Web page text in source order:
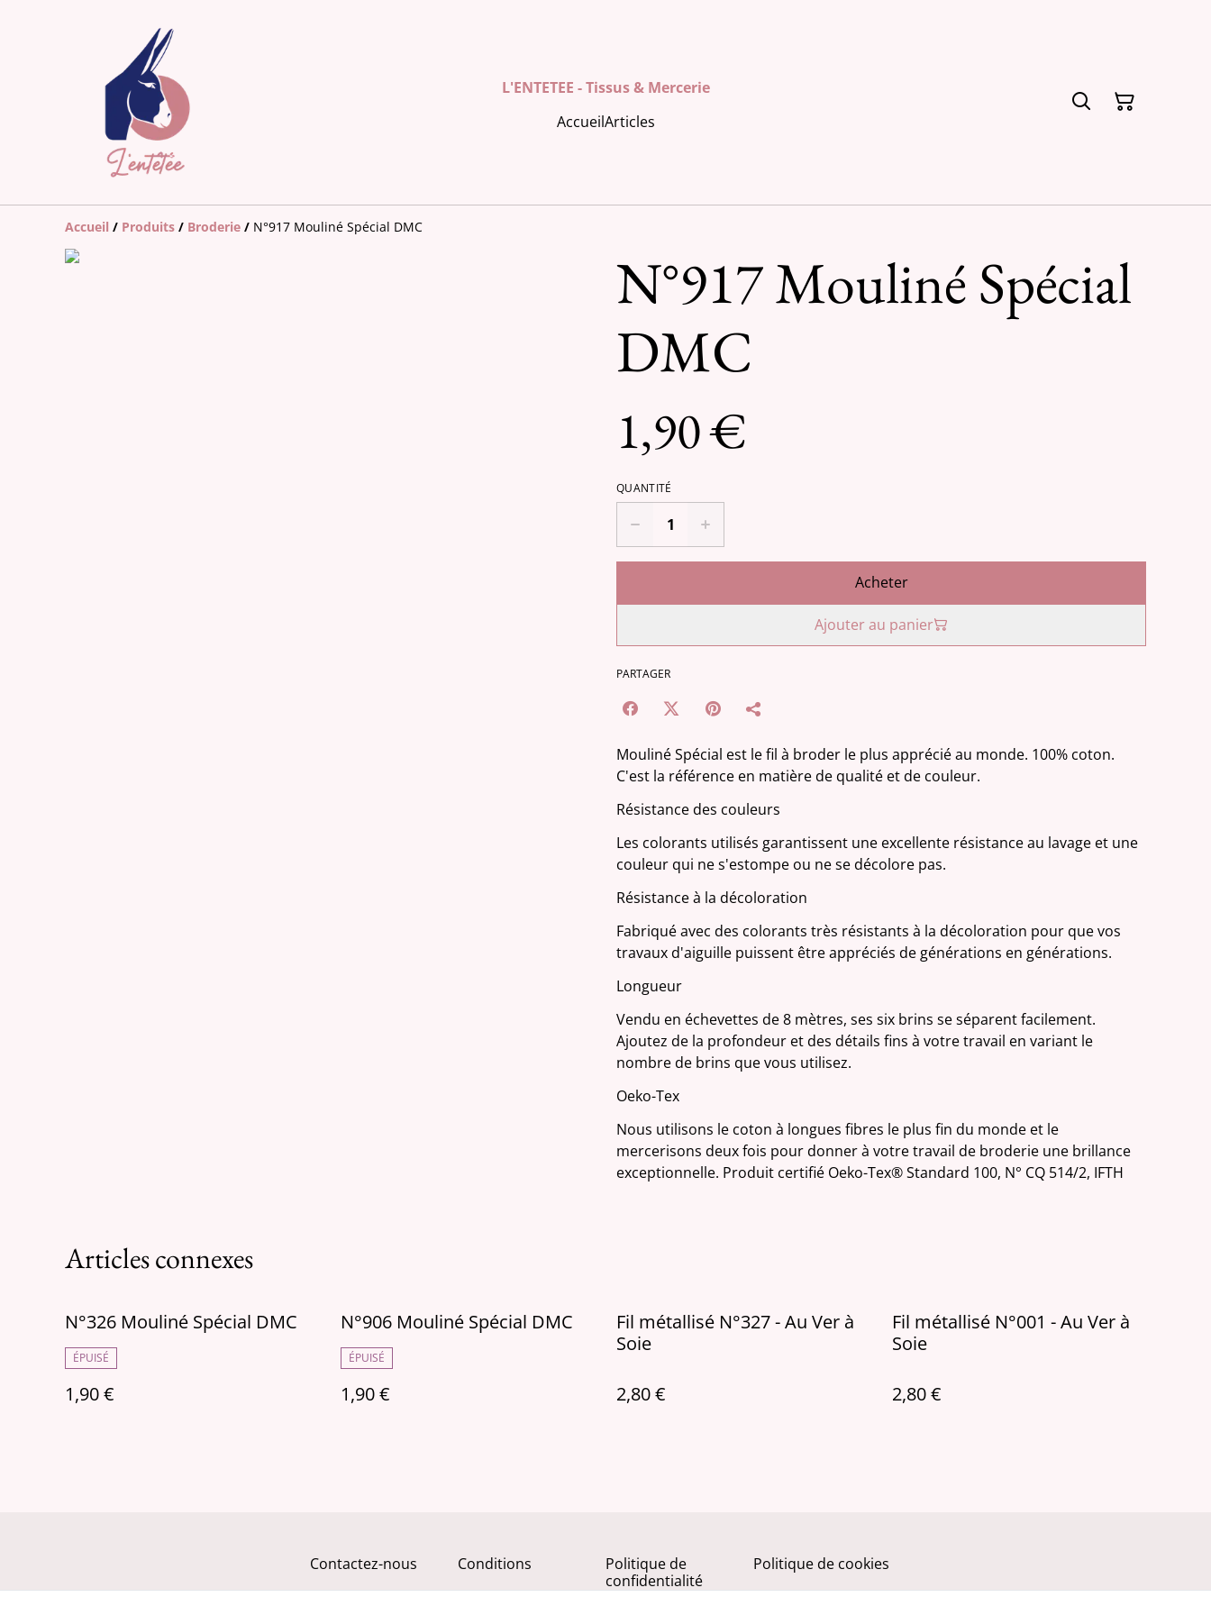
L'ENTETEE - Tissus & Mercerie
AccueilArticles
Accueil / Produits / Broderie / N°917 Mouliné Spécial DMC
N°917 Mouliné Spécial
DMC
1,90 €
QUANTITÉ
Acheter
Ajouter au panier
PARTAGER
Mouliné Spécial est le fil à broder le plus apprécié au monde. 100% coton.
C'est la référence en matière de qualité et de couleur.
Résistance des couleurs
Les colorants utilisés garantissent une excellente résistance au lavage et une
couleur qui ne s'estompe ou ne se décolore pas.
Résistance à la décoloration
Fabriqué avec des colorants très résistants à la décoloration pour que vos
travaux d'aiguille puissent être appréciés de générations en générations.
Longueur
Vendu en échevettes de 8 mètres, ses six brins se séparent facilement.
Ajoutez de la profondeur et des détails fins à votre travail en variant le
nombre de brins que vous utilisez.
Oeko-Tex
Nous utilisons le coton à longues fibres le plus fin du monde et le
mercerisons deux fois pour donner à votre travail de broderie une brillance
exceptionnelle. Produit certifié Oeko-Tex® Standard 100, N° CQ 514/2, IFTH
Articles connexes
N°326 Mouliné Spécial DMC
ÉPUISÉ
1,90 €
N°906 Mouliné Spécial DMC
ÉPUISÉ
1,90 €
Fil métallisé N°327 - Au Ver à
Soie
2,80 €
Fil métallisé N°001 - Au Ver à
Soie
2,80 €
Contactez-nous Conditions
Politique de
confidentialité
Politique de cookies